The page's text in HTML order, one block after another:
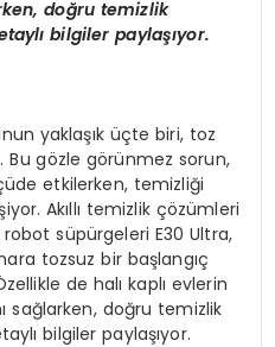
doğru temizlik
bilgiler paylaşıyor.
yaklaşık üçte biri, toz
gözle görünmez sorun,
etkilerken, temizliği
Akıllı temizlik çözümleri
süpürgeleri E30 Ultra,
tozsuz bir başlangıç
de halı kaplı evlerin
sağlarken, doğru temizlik
bilgiler paylaşıyor.